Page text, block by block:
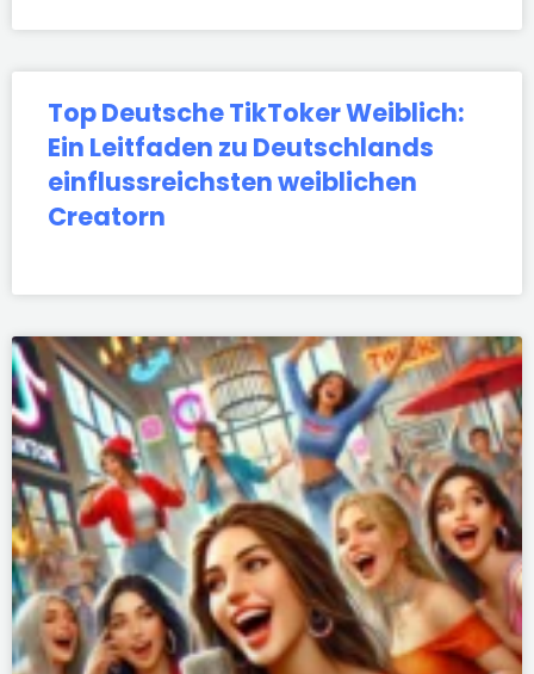
Top Deutsche TikToker Weiblich:
Ein Leitfaden zu Deutschlands
einflussreichsten weiblichen
Creatorn